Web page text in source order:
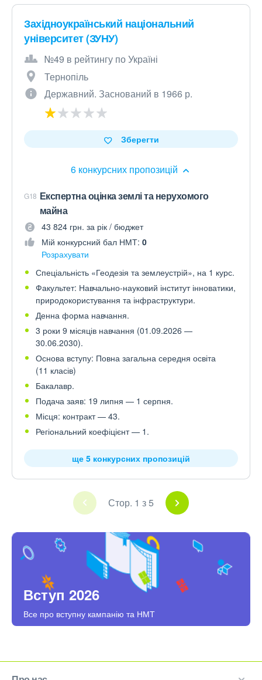
Західноукраїнський національний
університет (ЗУНУ)
№49 в рейтингу по Україні
Тернопіль
Державний. Заснований в 1966 р.
6 конкурсних пропозицій
Зберегти
G18 Експертна оцінка землі та нерухомого
майна
43 824 грн. за рік / бюджет
Мій конкурсний бал НМТ: 0
Розрахувати
Спеціальність «Геодезія та землеустрій», на 1 курс.
Факультет: Навчально-науковий інститут інноватики,
природокористування та інфраструктури.
Денна форма навчання.
3 роки 9 місяців навчання (01.09.2026 —
30.06.2030).
Основа вступу: Повна загальна середня освіта
(11 класів)
Бакалавр.
Подача заяв: 19 липня — 1 серпня.
Місця: контракт — 43.
Регіональний коефіцієнт — 1.
ще 5 конкурсних пропозицій
Стор. 1 з 5
Вступ 2026
Все про вступну кампанію та НМТ